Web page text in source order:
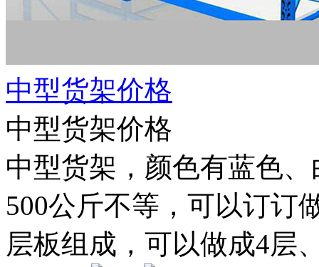
中型货架价格
中型货架价格
中型货架，颜色有蓝色
500公斤不等，可以订订
层板组成，可以做成4层